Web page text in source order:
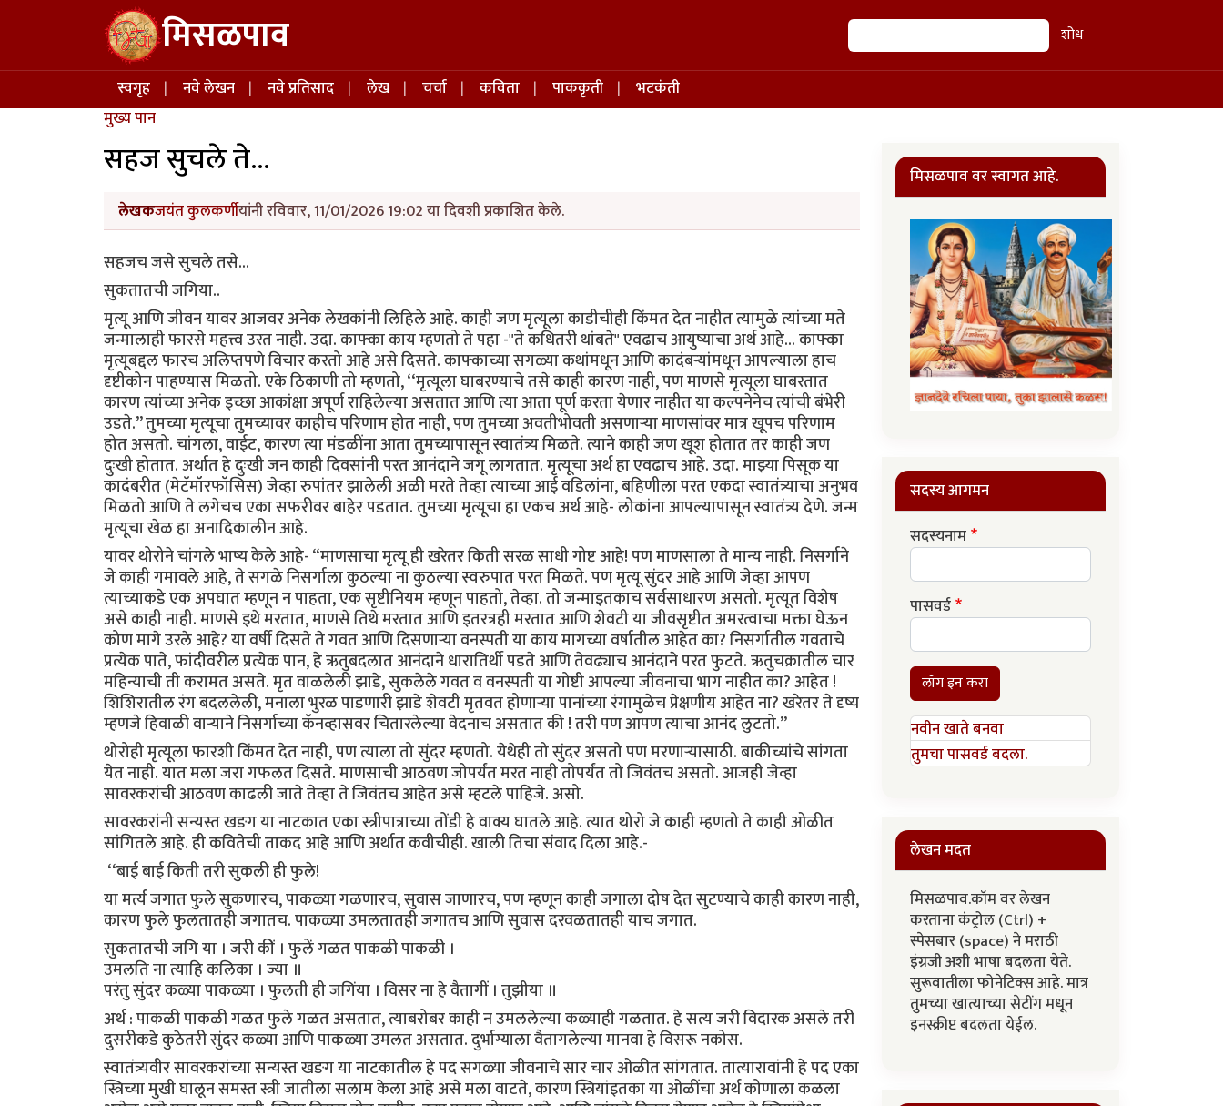
Skip to main content मिसळपाव शोध शोध
Main navigation
स्वगृह नवे लेखन नवे प्रतिसाद लेख चर्चा कविता पाककृती
भटकंती
मुख्य पान
सहज सुचले ते...
लेखकजयंत कुलकर्णीयांनी रविवार, 11/01/2026 19:02 या दिवशी प्रकाशित केले.
सहजच जसे सुचले तसे...
सुकतातची जगिया..
मृत्यू आणि जीवन यावर आजवर अनेक लेखकांनी लिहिले आहे. काही जण मृत्यूला काडीचीही किंमत देत नाहीत त्यामुळे त्यांच्या मते
जन्मालाही फारसे महत्त्व उरत नाही. उदा. काफ्का काय म्हणतो ते पहा -"ते कधितरी थांबते" एवढाच आयुष्याचा अर्थ आहे... काफ्का
मृत्यूबद्दल फारच अलिप्तपणे विचार करतो आहे असे दिसते. काफ्काच्या सगळ्या कथांमधून आणि कादंबऱ्यांमधून आपल्याला हाच
दृष्टीकोन पाहण्यास मिळतो. एके ठिकाणी तो म्हणतो, ‘‘मृत्यूला घाबरण्याचे तसे काही कारण नाही, पण माणसे मृत्यूला घाबरतात
कारण त्यांच्या अनेक इच्छा आकांक्षा अपूर्ण राहिलेल्या असतात आणि त्या आता पूर्ण करता येणार नाहीत या कल्पनेनेच त्यांची बंभेरी
उडते.’’ तुमच्या मृत्यूचा तुमच्यावर काहीच परिणाम होत नाही, पण तुमच्या अवतीभोवती असणाऱ्या माणसांवर मात्र खूपच परिणाम
होत असतो. चांगला, वाईट, कारण त्या मंडळींना आता तुमच्यापासून स्वातंत्र्य मिळते. त्याने काही जण खूश होतात तर काही जण
दुःखी होतात. अर्थात हे दुःखी जन काही दिवसांनी परत आनंदाने जगू लागतात. मृत्यूचा अर्थ हा एवढाच आहे. उदा. माझ्या पिसूक या
कादंबरीत (मेटॅमॉरफॉसिस) जेव्हा रुपांतर झालेली अळी मरते तेव्हा त्याच्या आई वडिलांना, बहिणीला परत एकदा स्वातंत्र्याचा अनुभव
मिळतो आणि ते लगेचच एका सफरीवर बाहेर पडतात. तुमच्या मृत्यूचा हा एकच अर्थ आहे- लोकांना आपल्यापासून स्वातंत्र्य देणे. जन्म
मृत्यूचा खेळ हा अनादिकालीन आहे.
यावर थोरोने चांगले भाष्य केले आहे- “माणसाचा मृत्यू ही खरेतर किती सरळ साधी गोष्ट आहे! पण माणसाला ते मान्य नाही. निसर्गाने
जे काही गमावले आहे, ते सगळे निसर्गाला कुठल्या ना कुठल्या स्वरुपात परत मिळते. पण मृत्यू सुंदर आहे आणि जेव्हा आपण
त्याच्याकडे एक अपघात म्हणून न पाहता, एक सृष्टीनियम म्हणून पाहतो, तेव्हा. तो जन्माइतकाच सर्वसाधारण असतो. मृत्यूत विशेष
असे काही नाही. माणसे इथे मरतात, माणसे तिथे मरतात आणि इतरत्रही मरतात आणि शेवटी या जीवसृष्टीत अमरत्वाचा मक्ता घेऊन
कोण मागे उरले आहे? या वर्षी दिसते ते गवत आणि दिसणाऱ्या वनस्पती या काय मागच्या वर्षातील आहेत का? निसर्गातील गवताचे
प्रत्येक पाते, फांदीवरील प्रत्येक पान, हे ऋतुबदलात आनंदाने धारातिर्थी पडते आणि तेवढ्याच आनंदाने परत फुटते. ऋतुचक्रातील चार
महिन्याची ती करामत असते. मृत वाळलेली झाडे, सुकलेले गवत व वनस्पती या गोष्टी आपल्या जीवनाचा भाग नाहीत का? आहेत !
शिशिरातील रंग बदललेली, मनाला भुरळ पाडणारी झाडे शेवटी मृतवत होणाऱ्या पानांच्या रंगामुळेच प्रेक्षणीय आहेत ना? खरेतर ते दृष्य
म्हणजे हिवाळी वाऱ्याने निसर्गाच्या कॅनव्हासवर चितारलेल्या वेदनाच असतात की ! तरी पण आपण त्याचा आनंद लुटतो.”
थोरोही मृत्यूला फारशी किंमत देत नाही, पण त्याला तो सुंदर म्हणतो. येथेही तो सुंदर असतो पण मरणाऱ्यासाठी. बाकीच्यांचे सांगता
येत नाही. यात मला जरा गफलत दिसते. माणसाची आठवण जोपर्यंत मरत नाही तोपर्यंत तो जिवंतच असतो. आजही जेव्हा
सावरकरांची आठवण काढली जाते तेव्हा ते जिवंतच आहेत असे म्हटले पाहिजे. असो.
सावरकरांनी सन्यस्त खङग या नाटकात एका स्त्रीपात्राच्या तोंडी हे वाक्य घातले आहे. त्यात थोरो जे काही म्हणतो ते काही ओळीत
सांगितले आहे. ही कवितेची ताकद आहे आणि अर्थात कवीचीही. खाली तिचा संवाद दिला आहे.-
‘‘बाई बाई किती तरी सुकली ही फुले!
या मर्त्य जगात फुले सुकणारच, पाकळ्या गळणारच, सुवास जाणारच, पण म्हणून काही जगाला दोष देत सुटण्याचे काही कारण नाही,
कारण फुले फुलतातही जगातच. पाकळ्या उमलतातही जगातच आणि सुवास दरवळतातही याच जगात.
सुकतातची जगि या । जरी कीं । फुलें गळत पाकळी पाकळी ।
उमलति ना त्याहि कलिका । ज्या ॥
परंतु सुंदर कळ्या पाकळ्या । फुलती ही जगिंया । विसर ना हे वैतागीं । तुझीया ॥
अर्थ : पाकळी पाकळी गळत फुले गळत असतात, त्याबरोबर काही न उमललेल्या कळ्याही गळतात. हे सत्य जरी विदारक असले तरी
दुसरीकडे कुठेतरी सुंदर कळ्या आणि पाकळ्या उमलत असतात. दुर्भाग्याला वैतागलेल्या मानवा हे विसरू नकोस.
स्वातंत्र्यवीर सावरकरांच्या सन्यस्त खङग या नाटकातील हे पद सगळ्या जीवनाचे सार चार ओळीत सांगतात. तात्यारावांनी हे पद एका
स्त्रिच्या मुखी घालून समस्त स्त्री जातीला सलाम केला आहे असे मला वाटते, कारण स्त्रियांइतका या ओळींचा अर्थ कोणाला कळला
मिसळपाव वर स्वागत आहे.
सदस्य आगमन
सदस्यनाम
पासवर्ड
लॉग इन करा
नवीन खाते बनवा
तुमचा पासवर्ड बदला.
लेखन मदत
मिसळपाव.कॉम वर लेखन
करताना कंट्रोल (Ctrl) +
स्पेसबार (space) ने मराठी
इंग्रजी अशी भाषा बदलता येते.
सुरूवातीला फोनेटिक्स आहे. मात्र
तुमच्या खात्याच्या सेटींग मधून
इनस्क्रीप्ट बदलता येईल.